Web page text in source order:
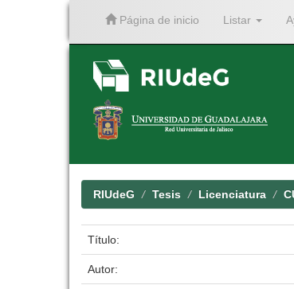
Página de inicio Listar
RIUdeG Tesis Licenciatura
Título:
Autor: